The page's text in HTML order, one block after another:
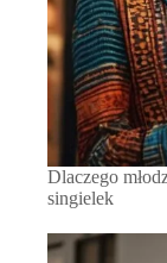
Dlaczego
singielek